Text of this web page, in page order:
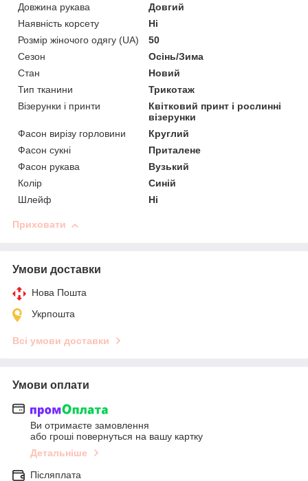
Довжина рукава
Довгий
Наявність корсету
Ні
Розмір жіночого одягу (UA)
50
Сезон
Осінь/Зима
Стан
Новий
Тип тканини
Трикотаж
Візерунки і принти
Квітковий принт і рослинні
візерунки
Фасон вирізу горловини
Круглий
Фасон сукні
Приталене
Фасон рукава
Вузький
Колір
Синій
Шлейф
Ні
Приховати
Умови доставки
Нова Пошта
Укрпошта
Всі умови доставки
Умови оплати
Ви отримаєте замовлення
або гроші повернуться на вашу картку
Детальніше
Післяплата